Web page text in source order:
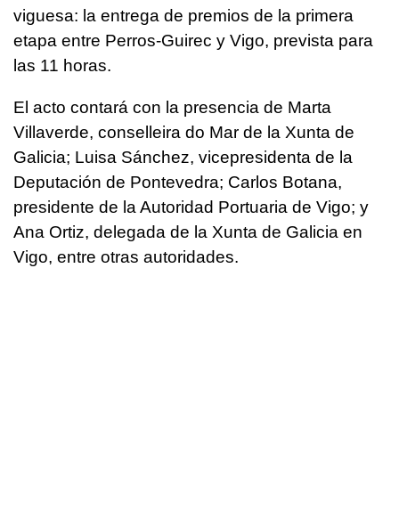
viguesa: la entrega de premios de la primera
etapa entre Perros-Guirec y Vigo, prevista para
las 11 horas.
El acto contará con la presencia de Marta
Villaverde, conselleira do Mar de la Xunta de
Galicia; Luisa Sánchez, vicepresidenta de la
Deputación de Pontevedra; Carlos Botana,
presidente de la Autoridad Portuaria de Vigo; y
Ana Ortiz, delegada de la Xunta de Galicia en
Vigo, entre otras autoridades.